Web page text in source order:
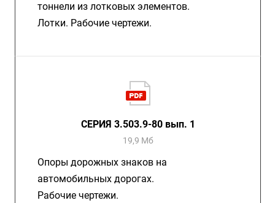
тоннели из лотковых элементов.
Лотки. Рабочие чертежи.
СЕРИЯ 3.503.9-80 вып. 1
19,9 Мб
Опоры дорожных знаков на
автомобильных дорогах.
Рабочие чертежи.